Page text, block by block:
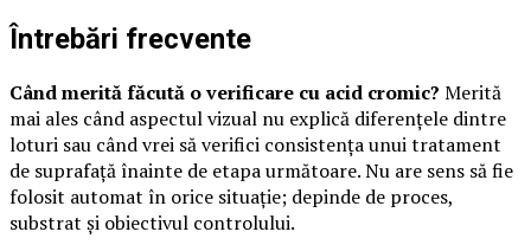
Întrebări frecvente
Când merită făcută o verificare cu acid cromic? Merită
mai ales când aspectul vizual nu explică diferențele dintre
loturi sau când vrei să verifici consistența unui tratament
de suprafață înainte de etapa următoare. Nu are sens să fie
folosit automat în orice situație; depinde de proces,
substrat și obiectivul controlului.